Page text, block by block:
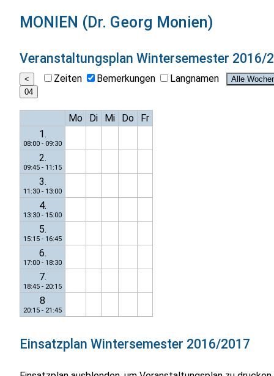
MONIEN (Dr. Georg Monien)
Veranstaltungsplan Wintersemester 2016/
Zeiten Bemerkungen Langnamen
Mo Di Mi Do
Fr
1.
08:00 - 09:30
2.
09:45 - 11:15
3.
11:30 - 13:00
4.
13:30 - 15:00
5.
15:15 - 16:45
6.
17:00 - 18:30
7.
18:45 - 20:15
8
20:15 - 21:45
Einsatzplan Wintersemester 2016/2017